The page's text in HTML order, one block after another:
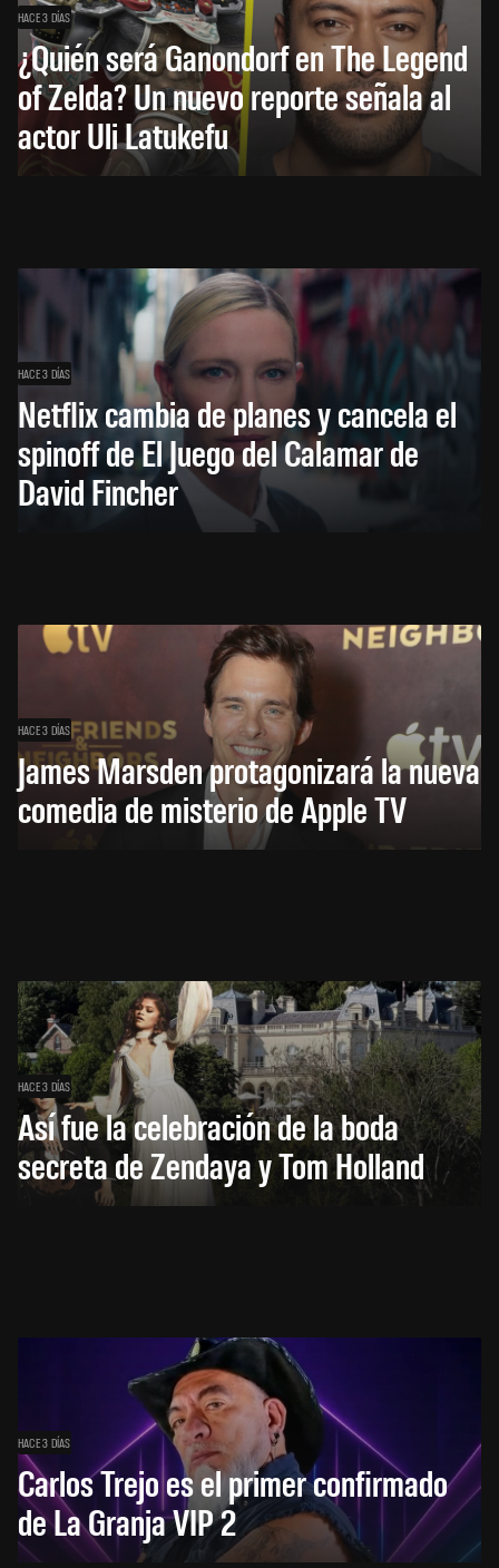
HACE 3 DÍAS
¿Quién será Ganondorf en The Legend
of Zelda? Un nuevo reporte señala al
actor Uli Latukefu
HACE 3 DÍAS
Netflix cambia de planes y cancela el
spinoff de El Juego del Calamar de
David Fincher
HACE 3 DÍAS
James Marsden protagonizará la nueva
comedia de misterio de Apple TV
HACE 3 DÍAS
Así fue la celebración de la boda
secreta de Zendaya y Tom Holland
HACE 3 DÍAS
Carlos Trejo es el primer confirmado
de La Granja VIP 2